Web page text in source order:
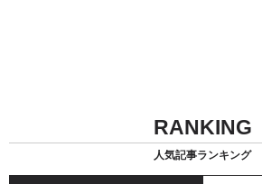
RANKING
人気記事ランキング